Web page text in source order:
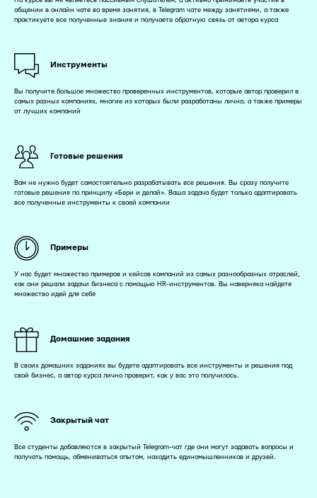
общении в онлайн чате во время занятия, в Telegram чате между занятиями, а также
практикуете все полученные знания и получаете обратную связь от автора курса
Инструменты
Вы получите большое множество проверенных инструментов, которые автор проверил в
самых разных компаниях, многие из которых были разработаны лично, а также примеры
от лучших компаний
Готовые решения
Вам не нужно будет самостоятельно разрабатывать все решения. Вы сразу получите
готовые решения по принципу «Бери и делай». Ваша задача будет только адаптировать
все полученные инструменты к своей компании
Примеры
У нас будет множество примеров и кейсов компаний из самых разнообразных отраслей,
как они решали задачи бизнеса с помощью HR-инструментов. Вы наверняка найдете
множество идей для себя
Домашние задания
В своих домашних заданиях вы будете адаптировать все инструменты и решения под
свой бизнес, а автор курса лично проверит, как у вас это получилось.
Закрытый чат
Все студенты добавляются в закрытый Telegram-чат где они могут задавать вопросы и
получать помощь, обмениваться опытом, находить единомышленников и друзей.